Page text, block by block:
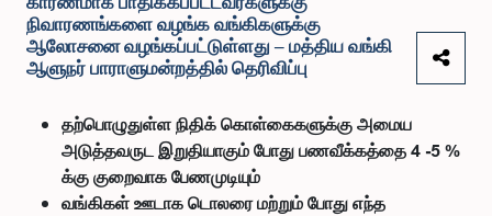
நிவாரணங்களை வழங்க வங்கிகளுக்கு
ஆலோசனை வழங்கப்பட்டுள்ளது – மத்திய வங்கி
ஆளுநர் பாராளுமன்றத்தில் தெரிவிப்பு
தற்பொழுதுள்ள நிதிக் கொள்கைகளுக்கு அமைய
அடுத்தவருட இறுதியாகும் போது பணவீக்கத்தை 4 -5 %
க்கு குறைவாக பேணமுடியும்
வங்கிகள் ஊடாக டொலரை மற்றும் போது எந்த